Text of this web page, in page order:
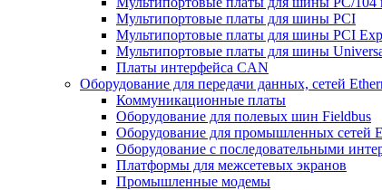
Мультипортовые платы для шины PCI
Мультипортовые платы для шины PCI
Мультипортовые платы для шины
Платы интерфейса CAN
Оборудование для передачи данных, сетей
Коммуникационные платы
Оборудование для полевых шин Fieldbus
Оборудование для промышленных сетей
Оборудование с последовательными
Платформы для межсетевых экранов
Промышленные модемы